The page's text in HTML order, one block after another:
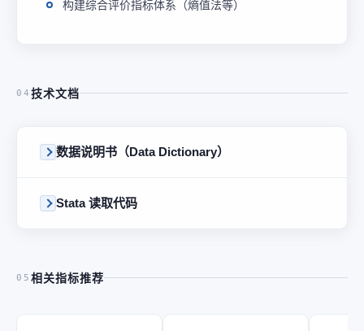
构建综合评价指标体系（熵值法等）
04 技术文档
数据说明书（Data Dictionary）
Stata 读取代码
05 相关指标推荐